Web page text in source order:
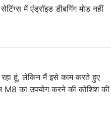
में एंड्रॉइड डीबगिंग मोड नहीं
हूं, लेकिन मैं इसे काम करते हुए
का उपयोग करने की कोशिश की